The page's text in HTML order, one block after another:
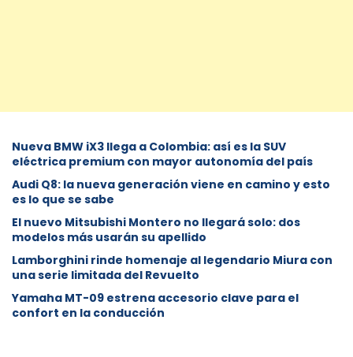
Nueva BMW iX3 llega a Colombia: así es la SUV
eléctrica premium con mayor autonomía del país
Audi Q8: la nueva generación viene en camino y esto
es lo que se sabe
⁠El nuevo Mitsubishi Montero no llegará solo: dos
modelos más usarán su apellido
Lamborghini rinde homenaje al legendario Miura con
una serie limitada del Revuelto
Yamaha MT-09 estrena accesorio clave para el
confort en la conducción